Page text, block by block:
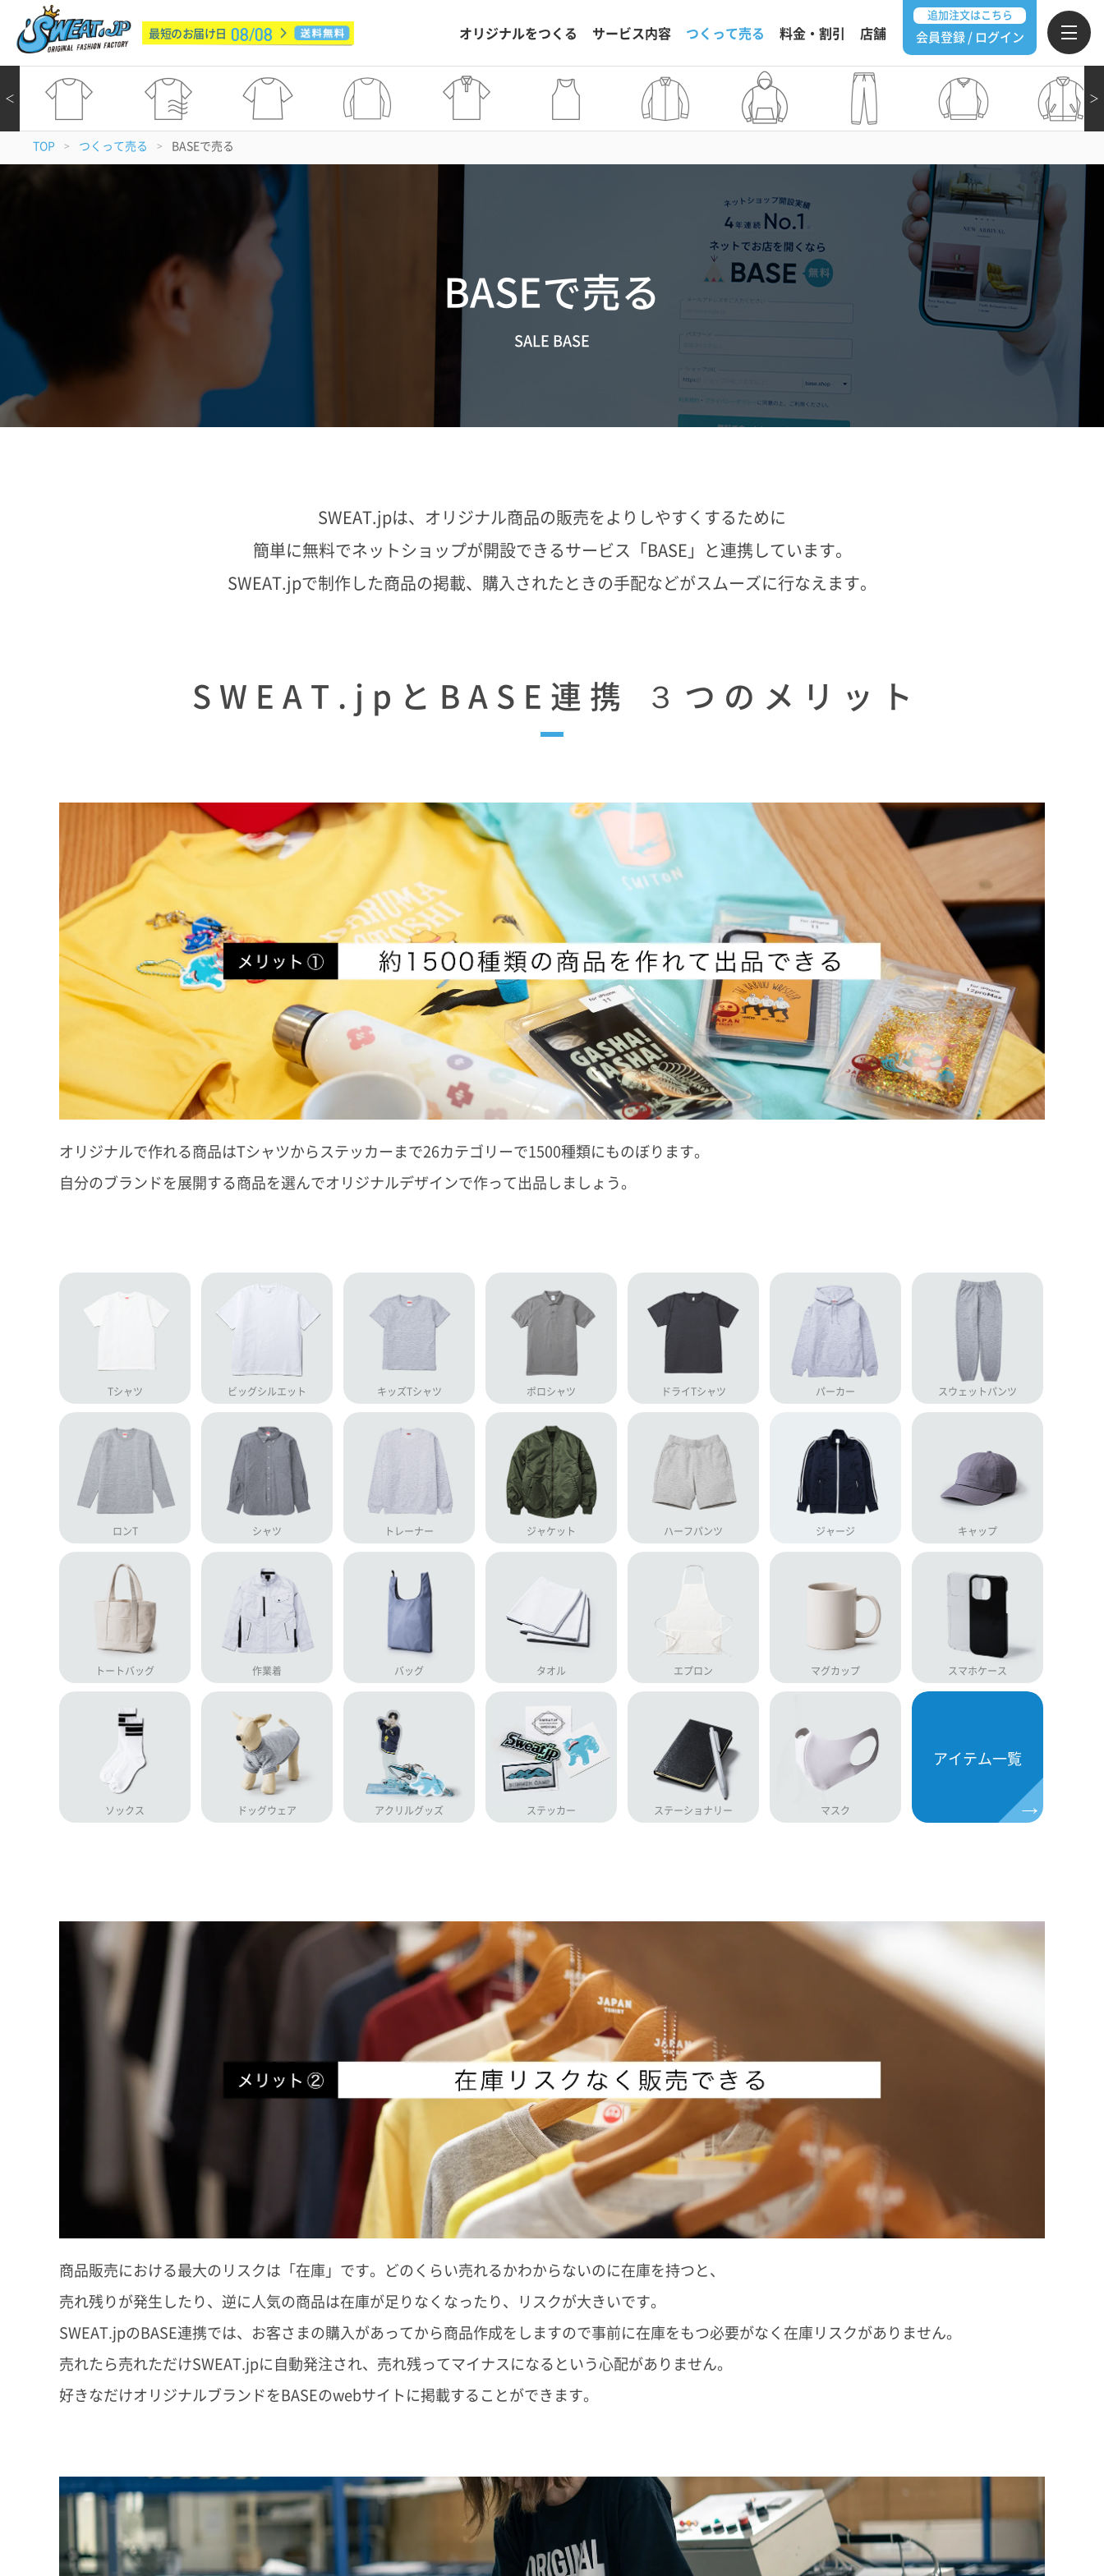
最短のお届け日 08/08 オリジナルをつくる サービス内容 つくって売る 料金・割引 店舗
追加注文はこちら
会員登録 / ログイン
＞
＜
TOP > つくって売る > BASEで売る
BASEで売る
SALE BASE
SWEAT.jpは、オリジナル商品の販売をよりしやすくするために
簡単に無料でネットショップが開設できるサービス「BASE」と連携しています。
SWEAT.jpで制作した商品の掲載、購入されたときの手配などがスムーズに行なえます。
SWEAT.jpとBASE連携 ３つのメリット
オリジナルで作れる商品はTシャツからステッカーまで26カテゴリーで1500種類にものぼります。
自分のブランドを展開する商品を選んでオリジナルデザインで作って出品しましょう。
Tシャツ ビッグシルエット キッズTシャツ ポロシャツ ドライTシャツ パーカー スウェットパンツ
ロンT シャツ トレーナー ジャケット ハーフパンツ ジャージ キャップ
トートバッグ 作業着 バッグ タオル エプロン マグカップ スマホケース
ソックス ドッグウェア アクリルグッズ ステッカー ステーショナリー マスク
アイテム一覧
商品販売における最大のリスクは「在庫」です。どのくらい売れるかわからないのに在庫を持つと、
売れ残りが発生したり、逆に人気の商品は在庫が足りなくなったり、リスクが大きいです。
SWEAT.jpのBASE連携では、お客さまの購入があってから商品作成をしますので事前に在庫をもつ必要がなく在庫リスクがありません。
売れたら売れただけSWEAT.jpに自動発注され、売れ残ってマイナスになるという心配がありません。
好きなだけオリジナルブランドをBASEのwebサイトに掲載することができます。